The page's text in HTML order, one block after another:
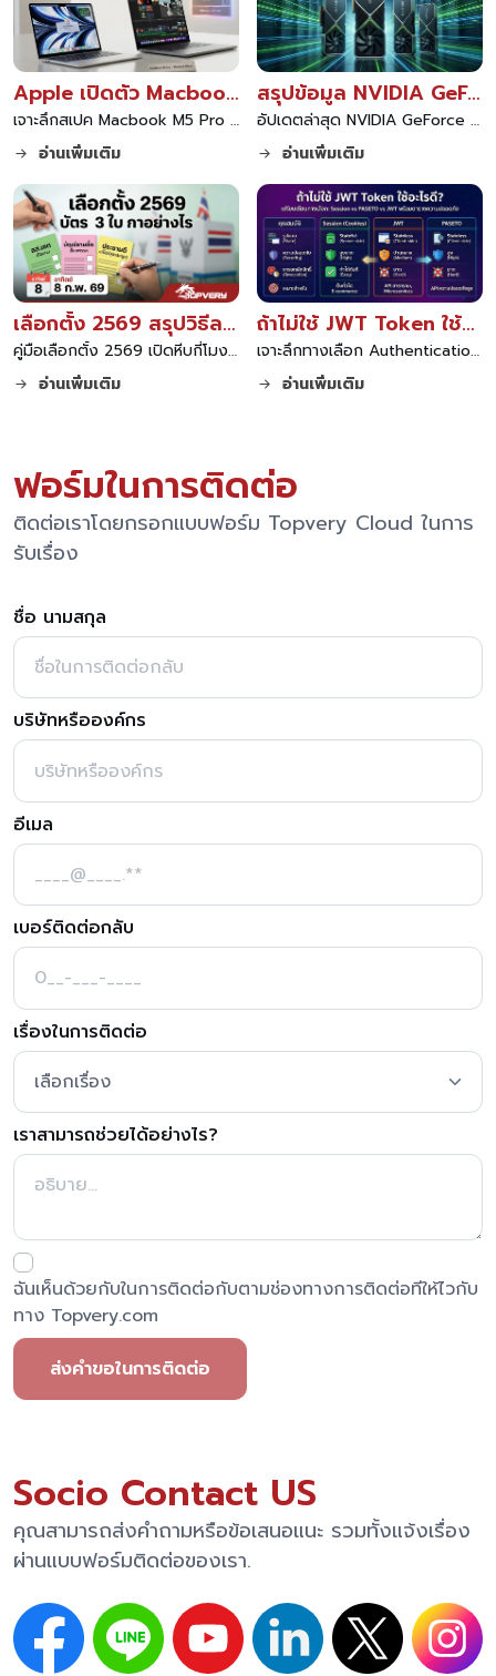
Apple เปิดตัว Macbook M5 Pro และ Air ขุมพลังใหม่ล่าสุด
เจาะลึกสเปค Macbook M5 Pro และ Macbook M5 Air จาก Apple มาพร้อมชิป M5 สถาปัตยกรรมใหม่ รองรับการทำงาน AI เต็มรูปแบบ แบตเตอรี่ทนทานและดีไซน์พรีเมียม
อ่านเพิ่มเติม
สรุปข้อมูล NVIDIA GeForce RTX 50 Series สถาปัตยกรรม Blackwell และเทคโนโลยี DLSS 4 ล่าสุด
อัปเดตล่าสุด NVIDIA GeForce RTX 50 Series สถาปัตยกรรม Blackwell แรงขึ้นด้วย DLSS 4.0 พร้อมเทคโนโลยี GDDR7 เช็คสเปคและราคาทุกรุ่น RTX 5090 RTX 5080 และสถานการณ์ผลิตล่าสุด
อ่านเพิ่มเติม
เลือกตั้ง 2569 สรุปวิธีลงคะแนน บัตร 3 ใบ สีไหนเลือกใคร ปากกาต้องเตรียมเองไหม
คู่มือเลือกตั้ง 2569 เปิดหีบกี่โมง สรุปชัดบัตรเลือกตั้ง 3 ใบ สีเขียว สีชมพู สีเหลือง ต่างกันอย่างไร วิธีการกาบัตรที่ถูกต้อง และข้อควรระวังเรื่องปากกา อ่านจบพร้อมเข้าคูหาทันที
อ่านเพิ่มเติม
ถ้าไม่ใช้ JWT Token ใช้อะไรดี พร้อมตารางเปรียบเทียบทางเลือกและความปลอดภัย
เจาะลึกทางเลือก Authentication นอกจาก JWT Token เปรียบเทียบ Session, PASETO และแนวทางความปลอดภัย พร้อมตารางเปรียบเทียบข้อดีข้อเสีย เพื่อเลือกใช้ให้เหมาะกับโปรเจกต์ของคุณ
อ่านเพิ่มเติม
ฟอร์มในการติดต่อ
ติดต่อเราโดยกรอกแบบฟอร์ม Topvery Cloud ในการ
รับเรื่อง
ชื่อ นามสกุล
บริษัทหรือองค์กร
อีเมล
เบอร์ติดต่อกลับ
เรื่องในการติดต่อ
เราสามารถช่วยได้อย่างไร?
ฉันเห็นด้วยกับในการติดต่อกับตามช่องทางการติดต่อทีให้ไวกับ
ทาง Topvery.com
ส่งคำขอในการติดต่อ
Socio Contact US
คุณสามารถส่งคำถามหรือข้อเสนอแนะ รวมทั้งแจ้งเรื่อง
ผ่านแบบฟอร์มติดต่อของเรา.